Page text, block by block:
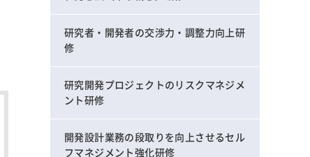
研究者・開発者の交渉力・調整力向上研
修
研究開発プロジェクトのリスクマネジメ
ント研修
開発設計業務の段取りを向上させるセル
フマネジメント強化研修